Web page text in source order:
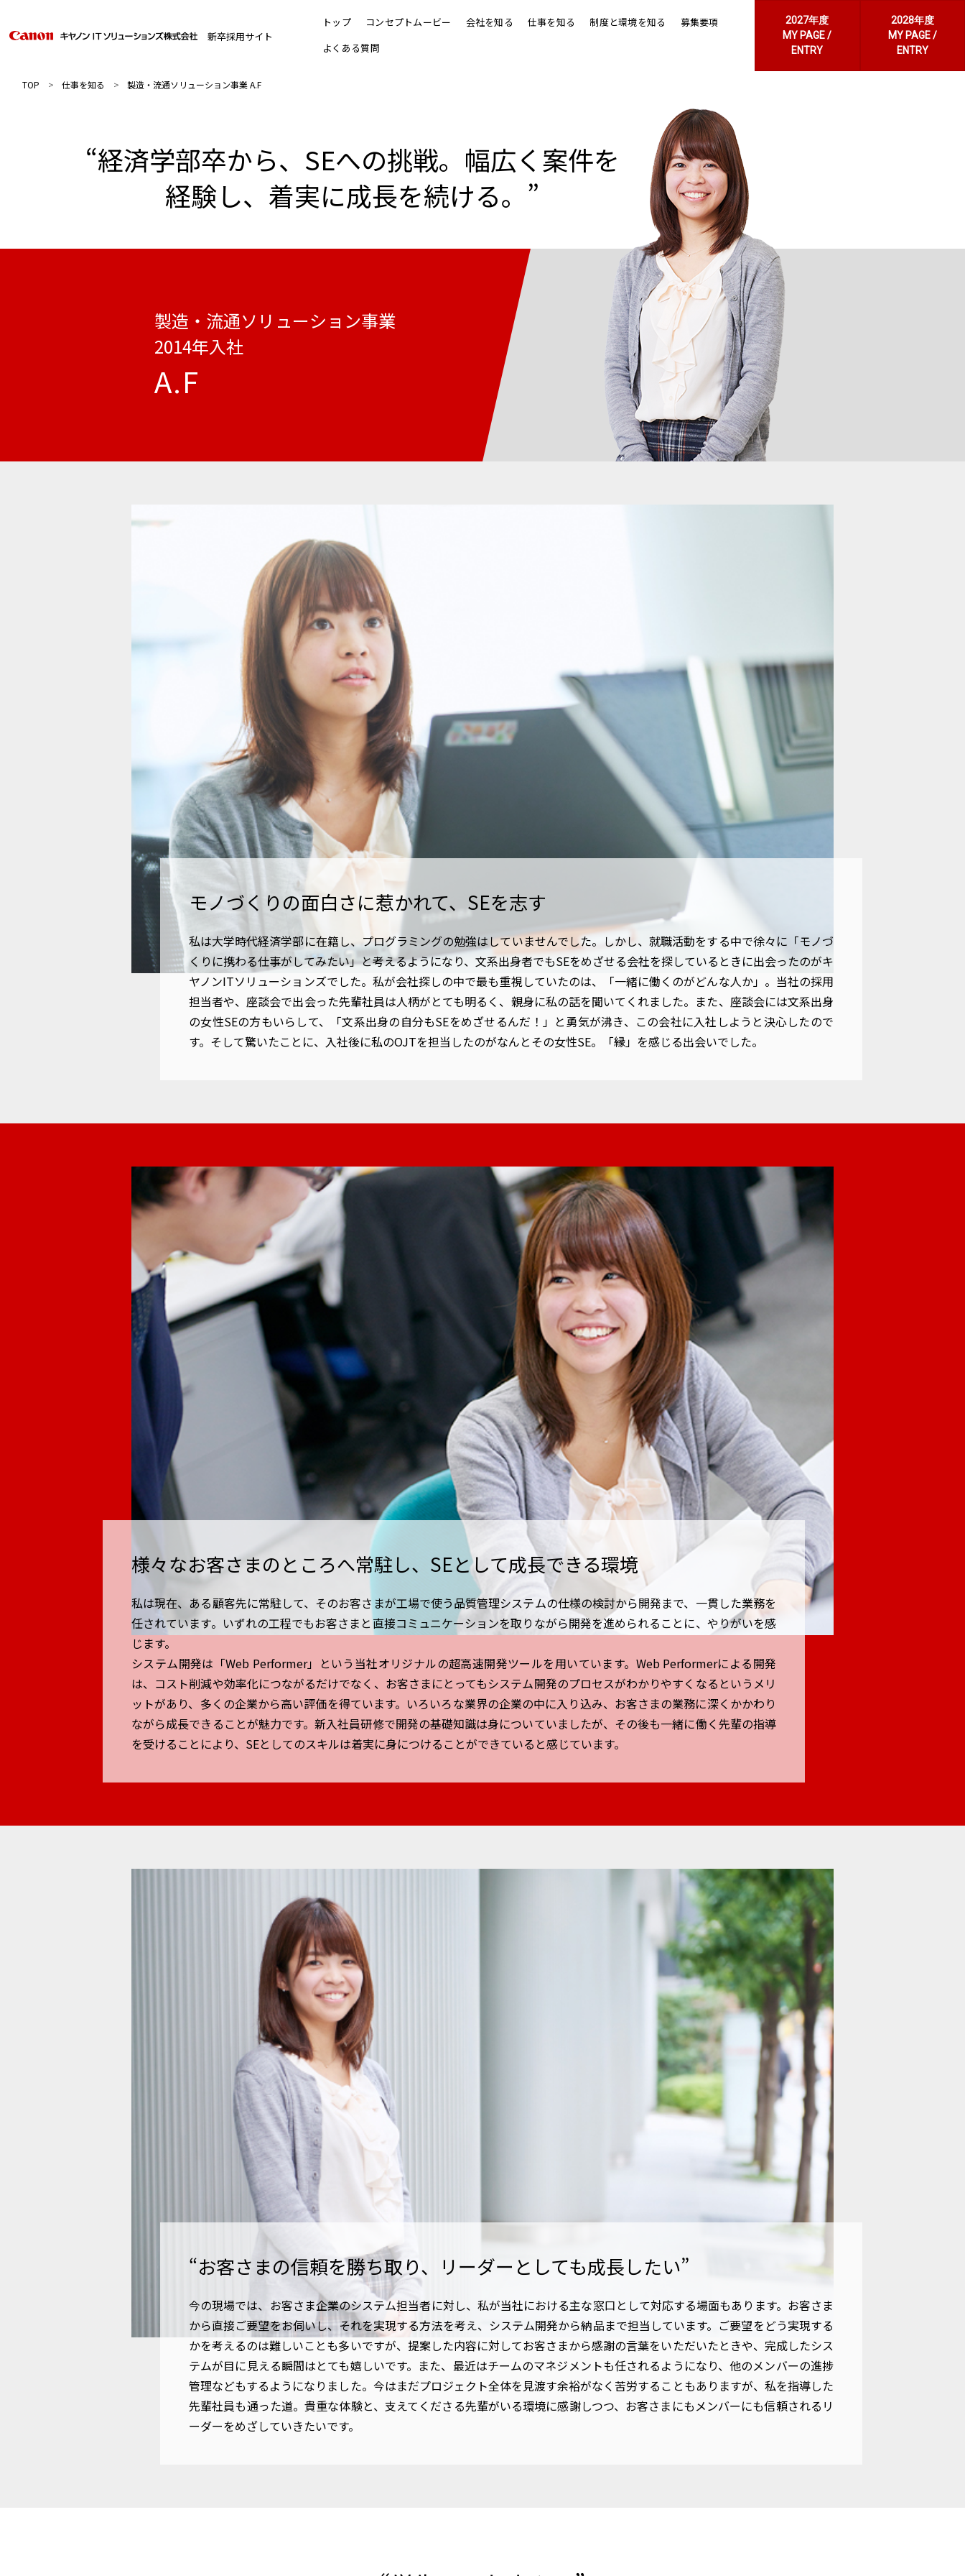
新卒採用サイト
トップ コンセプトムービー 会社を知る 仕事を知る 制度と環境を知る
募集要項
よくある質問
2027年度
MY PAGE /
ENTRY
2028年度
MY PAGE /
ENTRY
TOP > 仕事を知る > 製造・流通ソリューション事業 A.F
“経済学部卒から、SEへの挑戦。幅広く案件を
経験し、着実に成長を続ける。”
製造・流通ソリューション事業
2014年入社
A.F
モノづくりの面白さに惹かれて、SEを志す
私は大学時代経済学部に在籍し、プログラミングの勉強はしていませんでした。しかし、就職活動をする中で徐々に「モノづ
くりに携わる仕事がしてみたい」と考えるようになり、文系出身者でもSEをめざせる会社を探しているときに出会ったのがキ
ヤノンITソリューションズでした。私が会社探しの中で最も重視していたのは、「一緒に働くのがどんな人か」。当社の採用
担当者や、座談会で出会った先輩社員は人柄がとても明るく、親身に私の話を聞いてくれました。また、座談会には文系出身
の女性SEの方もいらして、「文系出身の自分もSEをめざせるんだ！」と勇気が沸き、この会社に入社しようと決心したので
す。そして驚いたことに、入社後に私のOJTを担当したのがなんとその女性SE。「縁」を感じる出会いでした。
様々なお客さまのところへ常駐し、SEとして成長できる環境
私は現在、ある顧客先に常駐して、そのお客さまが工場で使う品質管理システムの仕様の検討から開発まで、一貫した業務を
任されています。いずれの工程でもお客さまと直接コミュニケーションを取りながら開発を進められることに、やりがいを感
じます。
システム開発は「Web Performer」という当社オリジナルの超高速開発ツールを用いています。Web Performerによる開発
は、コスト削減や効率化につながるだけでなく、お客さまにとってもシステム開発のプロセスがわかりやすくなるというメリ
ットがあり、多くの企業から高い評価を得ています。いろいろな業界の企業の中に入り込み、お客さまの業務に深くかかわり
ながら成長できることが魅力です。新入社員研修で開発の基礎知識は身についていましたが、その後も一緒に働く先輩の指導
を受けることにより、SEとしてのスキルは着実に身につけることができていると感じています。
“お客さまの信頼を勝ち取り、リーダーとしても成長したい”
今の現場では、お客さま企業のシステム担当者に対し、私が当社における主な窓口として対応する場面もあります。お客さま
から直接ご要望をお伺いし、それを実現する方法を考え、システム開発から納品まで担当しています。ご要望をどう実現する
かを考えるのは難しいことも多いですが、提案した内容に対してお客さまから感謝の言葉をいただいたときや、完成したシス
テムが目に見える瞬間はとても嬉しいです。また、最近はチームのマネジメントも任されるようになり、他のメンバーの進捗
管理などもするようになりました。今はまだプロジェクト全体を見渡す余裕がなく苦労することもありますが、私を指導した
先輩社員も通った道。貴重な体験と、支えてくださる先輩がいる環境に感謝しつつ、お客さまにもメンバーにも信頼されるリ
ーダーをめざしていきたいです。